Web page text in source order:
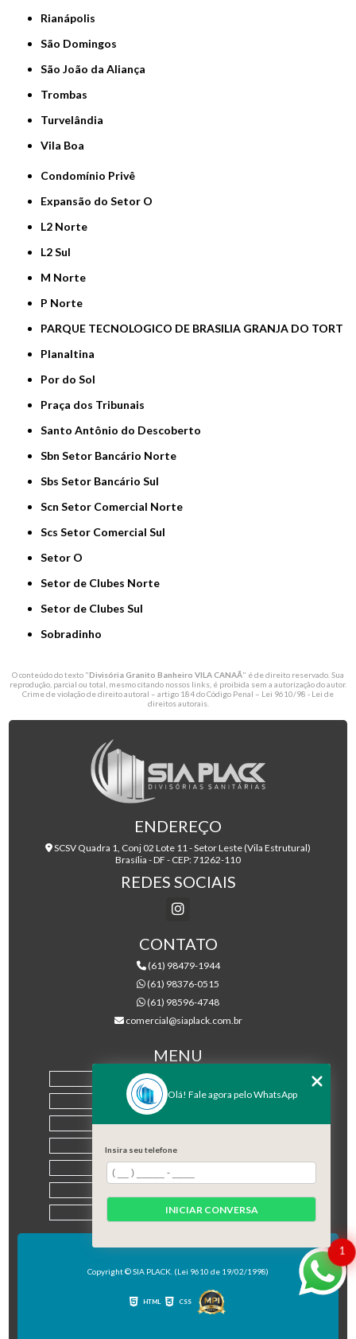
Rianápolis
São Domingos
São João da Aliança
Trombas
Turvelândia
Vila Boa
Condomínio Privê
Expansão do Setor O
L2 Norte
L2 Sul
M Norte
P Norte
PARQUE TECNOLOGICO DE BRASILIA GRANJA DO TORT
Planaltina
Por do Sol
Praça dos Tribunais
Santo Antônio do Descoberto
Sbn Setor Bancário Norte
Sbs Setor Bancário Sul
Scn Setor Comercial Norte
Scs Setor Comercial Sul
Setor O
Setor de Clubes Norte
Setor de Clubes Sul
Sobradinho
O conteúdo do texto "Divisória Granito Banheiro VILA CANAÃ" é de direito reservado. Sua
reprodução, parcial ou total, mesmo citando nossos links, é proibida sem a autorização do autor.
Crime de violação de direito autoral – artigo 184 do Código Penal – Lei 9610/98 - Lei de
direitos autorais.
ENDEREÇO
SCSV Quadra 1, Conj 02 Lote 11 - Setor Leste (Vila Estrutural)
Brasília - DF - CEP: 71262-110
REDES SOCIAIS
CONTATO
(61) 98479-1944
(61) 98376-0515
(61) 98596-4748
comercial@siaplack.com.br
MENU
EMPRESA
PRODUTOS
MAPA DO SITE
Copyright © SIA PLACK. (Lei 9610 de 19/02/1998)
HTML CSS
1
Olá! Fale agora pelo WhatsApp
Insira seu telefone
INICIAR CONVERSA